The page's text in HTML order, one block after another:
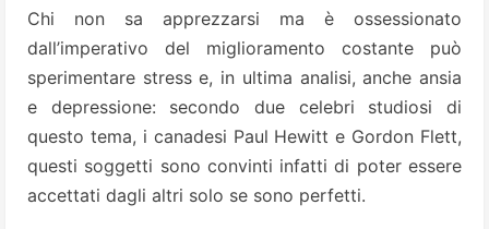
Chi non sa apprezzarsi ma è ossessionato
dall’imperativo del miglioramento costante può
sperimentare stress e, in ultima analisi, anche ansia
e depressione: secondo due celebri studiosi di
questo tema, i canadesi Paul Hewitt e Gordon Flett,
questi soggetti sono convinti infatti di poter essere
accettati dagli altri solo se sono perfetti.